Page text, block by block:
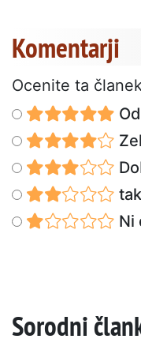
Komentarji
Ocenite ta
Ni
Sorodni